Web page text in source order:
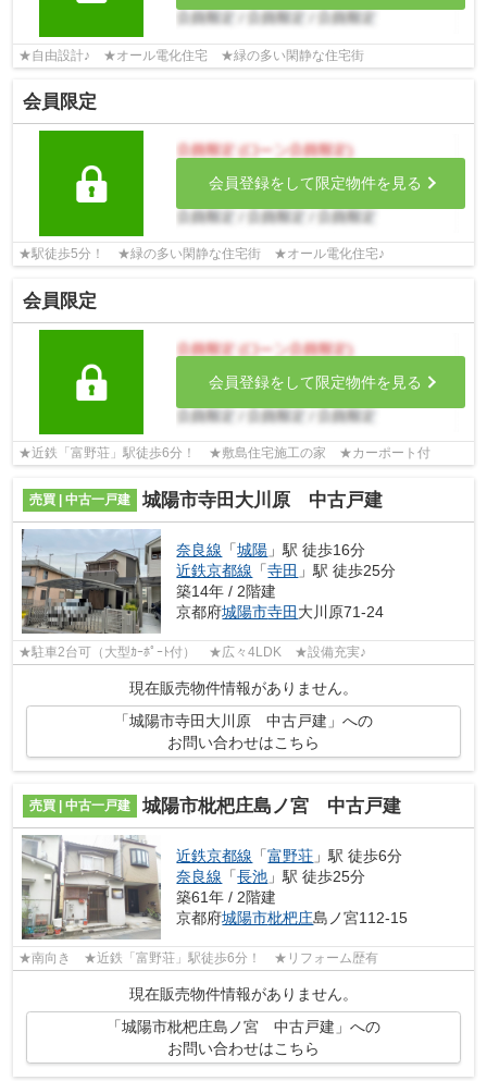
★自由設計♪ ★オール電化住宅 ★緑の多い閑静な住宅街
会員限定
会員登録をして限定物件を見る
★駅徒歩5分！ ★緑の多い閑静な住宅街 ★オール電化住宅♪
会員限定
会員登録をして限定物件を見る
★近鉄「富野荘」駅徒歩6分！ ★敷島住宅施工の家 ★カーポート付
売買 | 中古一戸建 城陽市寺田大川原 中古戸建
奈良線 「城陽 」駅 徒歩16分
近鉄京都線 「寺田 」駅 徒歩25分
築14年 / 2階建
京都府城陽市寺田 大川原71-24
★駐車2台可（大型ｶｰﾎﾟｰﾄ付） ★広々4LDK ★設備充実♪
現在販売物件情報がありません。
「城陽市寺田大川原 中古戸建」への
お問い合わせはこちら
売買 | 中古一戸建 城陽市枇杷庄島ノ宮 中古戸建
近鉄京都線 「富野荘 」駅 徒歩6分
奈良線 「長池 」駅 徒歩25分
築61年 / 2階建
京都府城陽市枇杷庄島ノ宮112-15
★南向き ★近鉄「富野荘」駅徒歩6分！ ★リフォーム歴有
現在販売物件情報がありません。
「城陽市枇杷庄島ノ宮 中古戸建」への
お問い合わせはこちら